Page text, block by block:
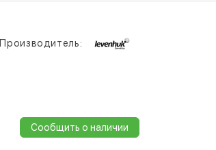
Производитель:
Сообщить о наличии